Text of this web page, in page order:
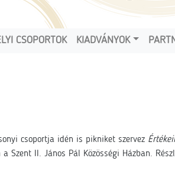
CSOPORTOK KIADVÁNYOK
csoportja idén is pikniket szervez
a Szent II. János Pál Közösségi Házban.